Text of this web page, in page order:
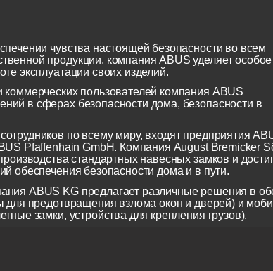
чувства настоящей безопасности во всем
продукции, компания ABUS уделяет особое
эксплуатации своих изделий.
пользователей компания ABUS
в сферах безопасности дома, безопасности в
по всему миру, входят предприятия
Pfaffenhain GmbH. Компания August Bremicker
стандартных навесных замков и
обеспечения безопасности дома и в пути.
ABUS KG предлагает различные решения в
предотвращения взлома окон и дверей) и
замки, устройства для крепления грузов).